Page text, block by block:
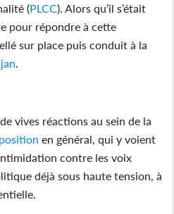
(PLCC). Alors qu’il s’était
pour répondre à cette
sur place puis conduit à la
vives réactions au sein de la
en général, qui y voient
contre les voix
déjà sous haute tension, à